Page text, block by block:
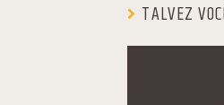
TALVEZ